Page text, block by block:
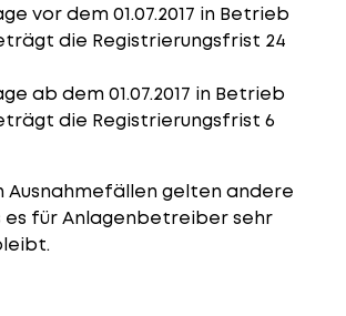
vor dem 01.07.2017 in Betrieb
die Registrierungsfrist 24
ab dem 01.07.2017 in Betrieb
die Registrierungsfrist 6
Ausnahmefällen gelten andere
es für Anlagenbetreiber sehr